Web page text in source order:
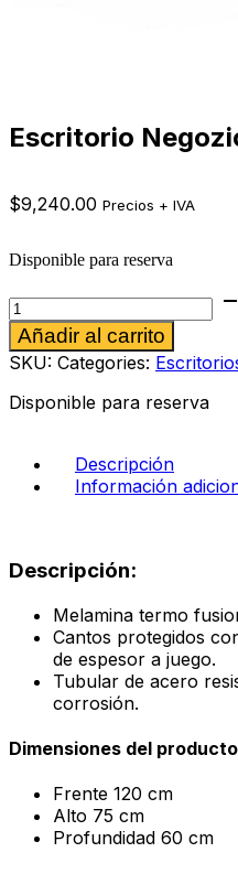
Escritorio
$9,240.00 Precios + IVA
Disponible para reserva
Escritorio
Negozio
794
color
nogal
cantidad
Añadir al carrito
SKU: Categories:
Disponible para reserva
Descripción
Información
Descripción:
Melamina termo
Cantos protegidos
de espesor a juego.
Tubular de acero
corrosión.
Dimensiones del producto
Frente 120 cm
Alto 75 cm
Profundidad 60 cm